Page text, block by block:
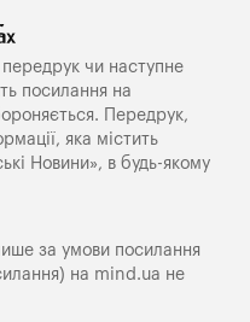
чи наступне
посилання на
Передрук,
яка містить
Новини», в будь-якому
за умови посилання
на mind.ua не